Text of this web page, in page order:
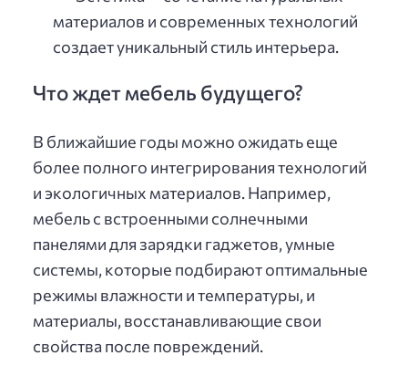
материалов и современных технологий
создает уникальный стиль интерьера.
Что ждет мебель будущего?
В ближайшие годы можно ожидать еще
более полного интегрирования технологий
и экологичных материалов. Например,
мебель с встроенными солнечными
панелями для зарядки гаджетов, умные
системы, которые подбирают оптимальные
режимы влажности и температуры, и
материалы, восстанавливающие свои
свойства после повреждений.